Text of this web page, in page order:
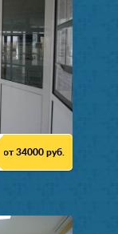
от 34000 руб.